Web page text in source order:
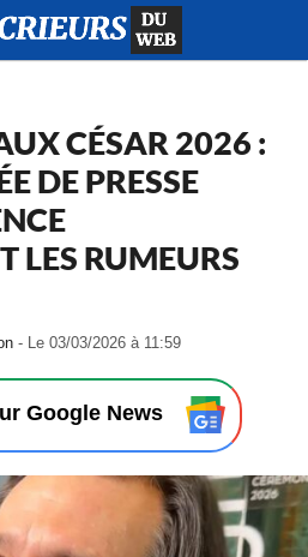
CÉSAR 2026 :
DE PRESSE
LES RUMEURS
- Le 03/03/2026 à 11:59
0
/
0
3
/
2
Google News